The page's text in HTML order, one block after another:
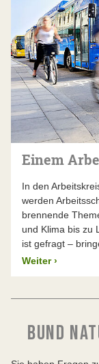
Einem
In den
werden
brennende
und Klima bis zu
ist gefragt –
Weiter ›
BUND